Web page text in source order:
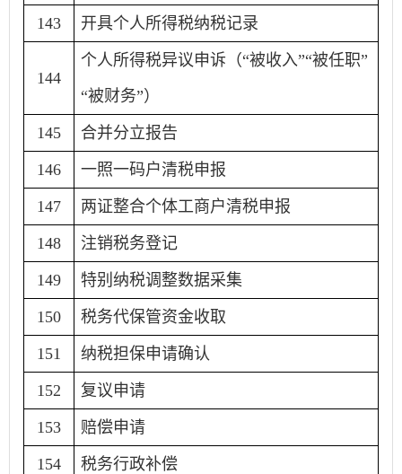
143 开具个人所得税纳税记录
144
个人所得税异议申诉（“被收入”“被任职”
“被财务”）
145 合并分立报告
146 一照一码户清税申报
147 两证整合个体工商户清税申报
148 注销税务登记
149 特别纳税调整数据采集
150 税务代保管资金收取
151 纳税担保申请确认
152 复议申请
153 赔偿申请
154 税务行政补偿